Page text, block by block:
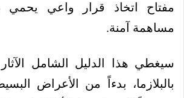
مفتاح اتخاذ قرار واعي
مساهمة آمنة.
سيغطي هذا الدليل الشامل الآثار
بالبلازما، بدءاً من الأعراض